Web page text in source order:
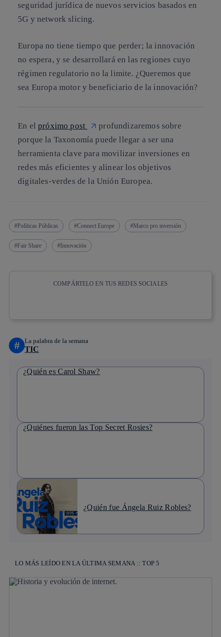
seguridad jurídica de nuevos servicios basados en
5G y network slicing.
Europa no tiene tiempo que perder; la innovación
no espera, y se desarrollará en las regiones cuyo
régimen regulatorio no la limite. ¿Queremos que
sea Europa motor y beneficiario de la innovación?
En elpróximo post
profundizaremos sobre
porque la Taxonomía puede llegar a ser una
herramienta clave para movilizar inversiones en
redes más eficientes y alinear los objetivos
digitales-verdes de la Unión Europea.
Políticas Públicas Connect Europe Marco pro inversión
Fair Share Innovación
COMPÁRTELO EN TUS REDES SOCIALES
# La palabra de la semana
TIC
¿Quién es Carol Shaw?
¿Quiénes fueron las Top Secret Rosies?
¿Quién fue Ángela Ruiz Robles?
LO MÁS LEÍDO EN LA ÚLTIMA SEMANA :: TOP 5